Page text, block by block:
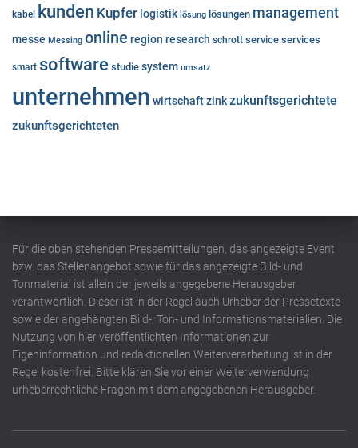
kabel kunden Kupfer logistik lösung lösungen management
messe Messing online region research schrott service services
smart software studie system umsatz
unternehmen wirtschaftzinkzukunftsgerichtete
zukunftsgerichteten
Für die oben stehenden Pressemitteilungen, das angezeigte Event
bzw. das Stellenangebot sowie für das angezeigte Bild- und
Tonmaterial ist allein der jeweils angegebene Herausgeber
verantwortlich. Dieser ist in der Regel auch Urheber der Pressetexte
sowie der angehängten Bild-, Ton- und Informationsmaterialien. Die
Nutzung von hier veröffentlichten Informationen zur
Eigeninformation und redaktionellen Weiterverarbeitung ist in der
Regel kostenfrei. Bitte klären Sie vor einer Weiterverwendung
urheberrechtliche Fragen mit dem angegebenen Herausgeber.